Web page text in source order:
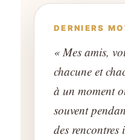
DERNIERS
« Mes amis,
chacune et
à un moment
souvent
des